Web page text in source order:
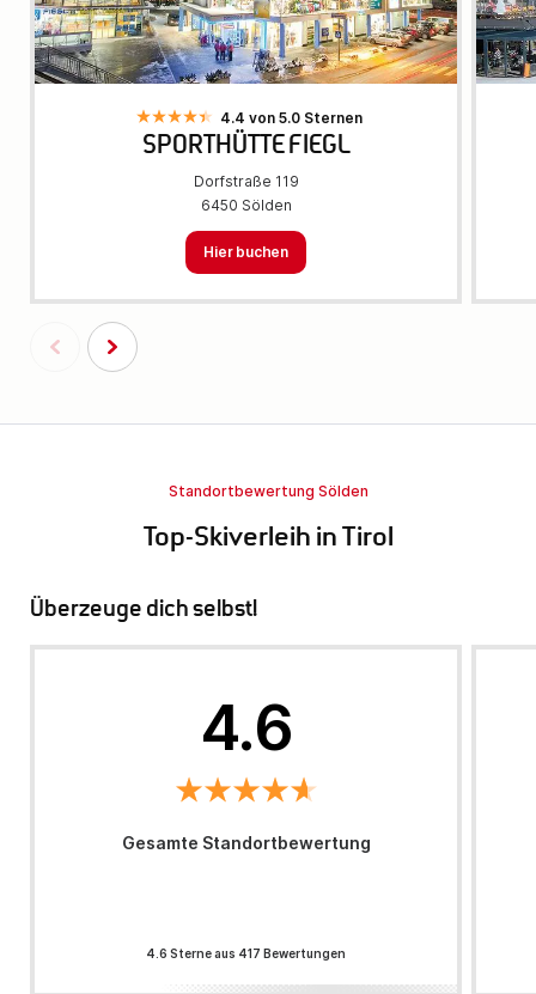
4.4 von 5.0 Sternen
SPORTHÜTTE FIEGL
Dorfstraße 119
6450 Sölden
Hier buchen
Standortbewertung Sölden
Top-Skiverleih in Tirol
Überzeuge dich selbst!
4.6
Gesamte Standortbewertung
4.6 Sterne aus 417 Bewertungen